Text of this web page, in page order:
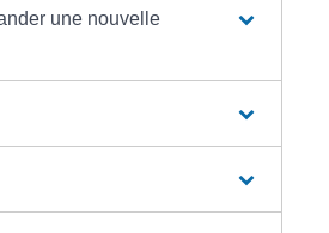
une nouvelle